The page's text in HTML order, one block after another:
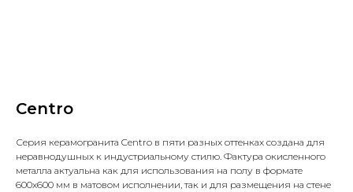
Centro
Серия керамогранита Centro в пяти разных оттенках создана для
неравнодушных к индустриальному стилю. Фактура окисленного
металла актуальна как для использования на полу в формате
600x600 мм в матовом исполнении, так и для размещения на стене